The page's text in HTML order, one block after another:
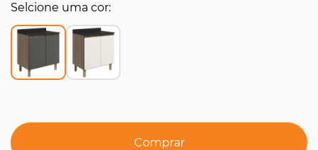
Selcione uma cor
Comprar